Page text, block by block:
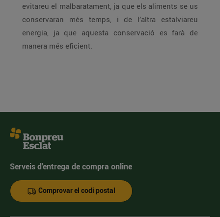
evitareu el malbaratament, ja que els aliments se us
conservaran més temps, i de l’altra estalviareu
energia, ja que aquesta conservació es farà de
manera més eficient.
Serveis d'entrega de compra online
Comprovar el codi postal